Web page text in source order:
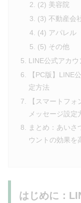
(2) 美容院
(3) 不動産会
(4) アパレル
(5) その他
LINE公式アカ
【PC版】LINE
定方法
【スマートフ
メッセージ設定
まとめ：あいさ
ウントの効果を
はじめに：